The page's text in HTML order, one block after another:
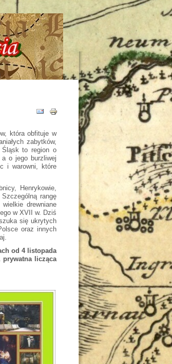
- Tajemnice - Odkrycia !!!
która obfituje w
zabytków,
Śląsk to region o
a o jego burzliwej
i warowni, które
Henrykowie,
rangę
drewniane
w XVII w. Dziś
się ukrytych
oraz innych
od 4 listopada
licząca